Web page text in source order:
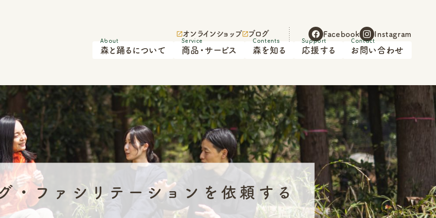
森と踊るについて 商品・サービス 森を知る 応援する お問い合わせ
オンラインショップ ブログ Facebook Instagram
・ファシリテーションを依頼する